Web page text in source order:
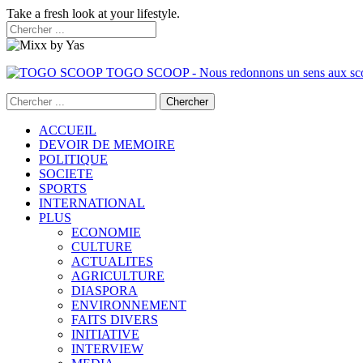
Take a fresh look at your lifestyle.
TOGO SCOOP - Nous redonnons un sens aux
ACCUEIL
DEVOIR DE MEMOIRE
POLITIQUE
SOCIETE
SPORTS
INTERNATIONAL
PLUS
ECONOMIE
CULTURE
ACTUALITES
AGRICULTURE
DIASPORA
ENVIRONNEMENT
FAITS DIVERS
INITIATIVE
INTERVIEW